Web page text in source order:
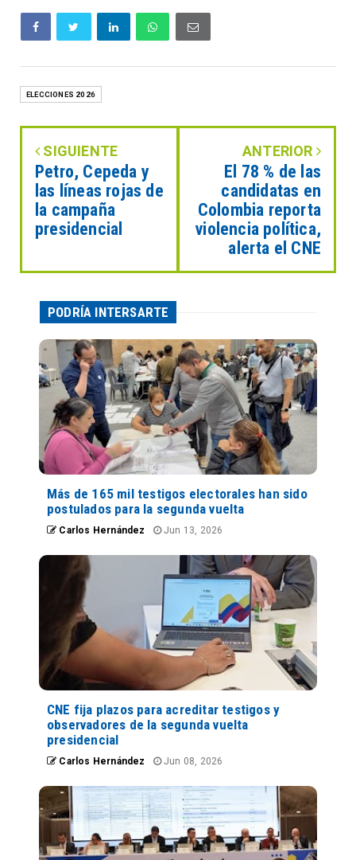
ELECCIONES 2026
SIGUIENTE
Petro, Cepeda y
las líneas rojas de
la campaña
presidencial
ANTERIOR
El 78 % de las
candidatas en
Colombia reporta
violencia política,
alerta el CNE
PODRÍA INTERSARTE
Más de 165 mil testigos electorales han sido
postulados para la segunda vuelta
Carlos Hernández Jun 13, 2026
CNE fija plazos para acreditar testigos y
observadores de la segunda vuelta
presidencial
Carlos Hernández Jun 08, 2026